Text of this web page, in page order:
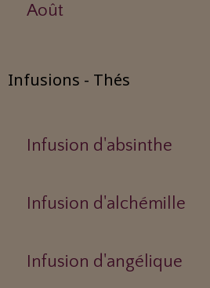
Août
Infusions - Thés
Infusion d'absinthe
Infusion d'alchémille
Infusion d'angélique